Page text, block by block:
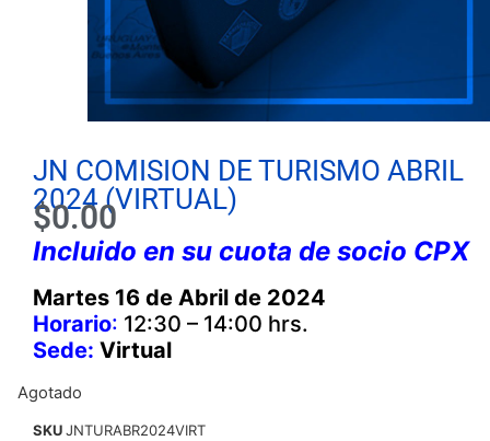
JN COMISION DE TURISMO ABRIL
2024 (VIRTUAL)
$0.00
Incluido en su cuota de socio CPX
Martes 16 de Abril de 2024
Horario: 12:30 – 14:00 hrs.
Sede: Virtual
Agotado
SKUJNTURABR2024VIRT